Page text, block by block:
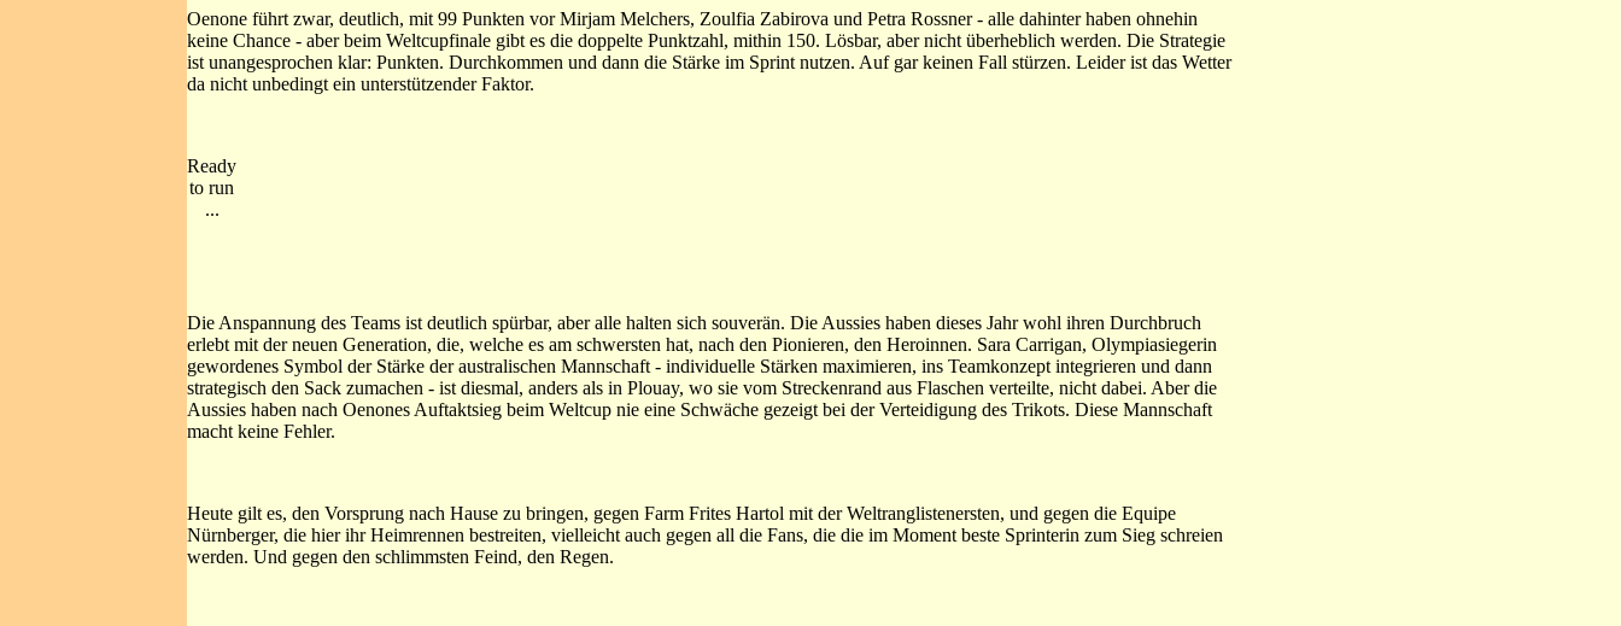
Oenone führt zwar, deutlich, mit 99 Punkten vor Mirjam Melchers, Zoulfia Zabirova und Petra Rossner - alle dahinter haben ohnehin
keine Chance - aber beim Weltcupfinale gibt es die doppelte Punktzahl, mithin 150. Lösbar, aber nicht überheblich werden. Die Strategie
ist unangesprochen klar: Punkten. Durchkommen und dann die Stärke im Sprint nutzen. Auf gar keinen Fall stürzen. Leider ist das Wetter
da nicht unbedingt ein unterstützender Faktor.
Ready
to run
...
Die Anspannung des Teams ist deutlich spürbar, aber alle halten sich souverän. Die Aussies haben dieses Jahr wohl ihren Durchbruch
erlebt mit der neuen Generation, die, welche es am schwersten hat, nach den Pionieren, den Heroinnen. Sara Carrigan, Olympiasiegerin
gewordenes Symbol der Stärke der australischen Mannschaft - individuelle Stärken maximieren, ins Teamkonzept integrieren und dann
strategisch den Sack zumachen - ist diesmal, anders als in Plouay, wo sie vom Streckenrand aus Flaschen verteilte, nicht dabei. Aber die
Aussies haben nach Oenones Auftaktsieg beim Weltcup nie eine Schwäche gezeigt bei der Verteidigung des Trikots. Diese Mannschaft
macht keine Fehler.
Heute gilt es, den Vorsprung nach Hause zu bringen, gegen Farm Frites Hartol mit der Weltranglistenersten, und gegen die Equipe
Nürnberger, die hier ihr Heimrennen bestreiten, vielleicht auch gegen all die Fans, die die im Moment beste Sprinterin zum Sieg schreien
werden. Und gegen den schlimmsten Feind, den Regen.